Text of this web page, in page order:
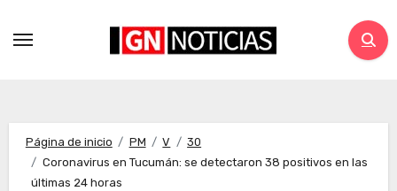
Página de inicio PM V
30
Coronavirus en Tucumán: se detectaron 38 positivos en las
últimas 24 horas